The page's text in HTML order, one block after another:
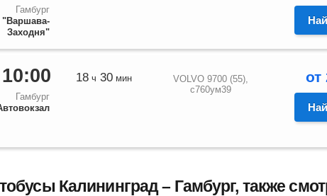
Гамбург
"Варшава-
Заходня"
10:00
Гамбург
18 ч 30 мин
VOLVO 9700 (55),
с760ум39
от
Калининград – Гамбург, также